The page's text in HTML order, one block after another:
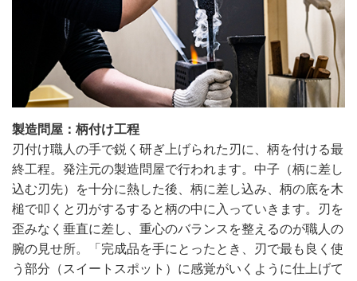
製造問屋：柄付け工程
刃付け職人の手で鋭く研ぎ上げられた刃に、柄を付ける最
終工程。発注元の製造問屋で行われます。中子（柄に差し
込む刃先）を十分に熱した後、柄に差し込み、柄の底を木
槌で叩くと刃がするすると柄の中に入っていきます。刃を
歪みなく垂直に差し、重心のバランスを整えるのが職人の
腕の見せ所。「完成品を手にとったとき、刃で最も良く使
う部分（スイートスポット）に感覚がいくように仕上げて